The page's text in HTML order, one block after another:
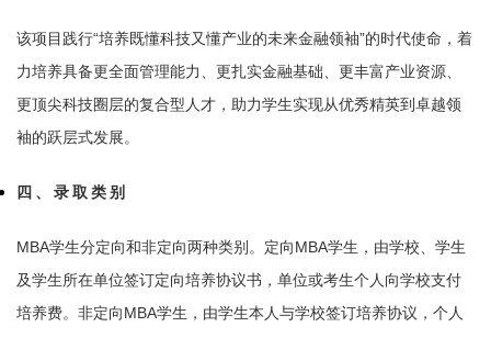
该项目践行“培养既懂科技又懂产业的未来金融领袖”的时代使命，着
力培养具备更全面管理能力、更扎实金融基础、更丰富产业资源、
更顶尖科技圈层的复合型人才，助力学生实现从优秀精英到卓越领
袖的跃层式发展。
四、录取类别
MBA学生分定向和非定向两种类别。定向MBA学生，由学校、学生
及学生所在单位签订定向培养协议书，单位或考生个人向学校支付
培养费。非定向MBA学生，由学生本人与学校签订培养协议，个人